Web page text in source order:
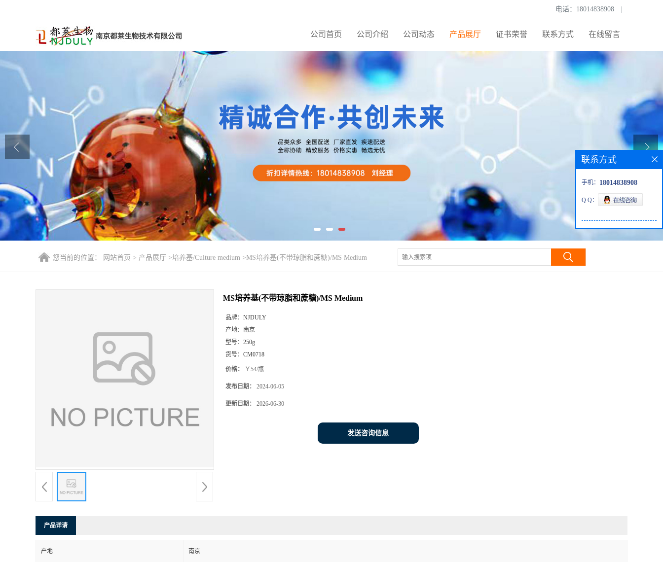
电话： 18014838908
公司首页 公司介绍 公司动态 产品展厅 证书荣誉 联系方式 在线留言
公司首页
公司动态
产品展厅
证书荣誉
联系方式
在线留言
您当前的位置： 网站首页 > 产品展厅 >培养基/Culture medium >MS培养基(不带琼脂和蔗糖)/MS Medium
MS培养基(不带琼脂和蔗糖)/MS Medium
品牌： NJDULY
产地： 南京
型号： 250g
货号： CM0718
价格： ￥54/瓶
发布日期： 2024-06-05
更新日期： 2026-06-30
发送咨询信息
产品详请
产地 南京
联系方式
手机： 18014838908
Q Q：